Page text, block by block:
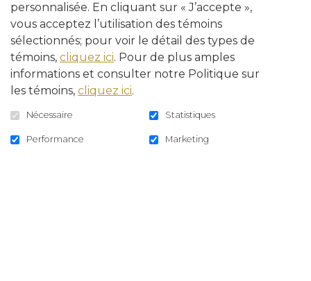
personnalisée. En cliquant sur « J’accepte »,
vous acceptez l’utilisation des témoins
sélectionnés; pour voir le détail des types de
témoins, cliquez ici. Pour de plus amples
informations et consulter notre Politique sur
les témoins, cliquez ici.
Nécessaire Statistiques
Performance Marketing